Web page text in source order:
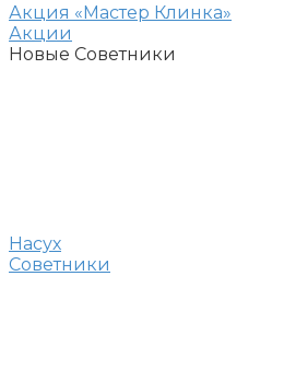
Акция «Мастер Клинка»
Акции
Новые Советники
Насух
Советники